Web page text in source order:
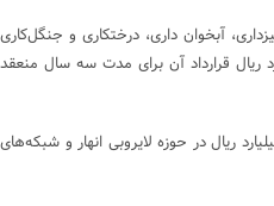
آبخوان داری، درختکاری و جنگل‌کاری
۲۲ هزار میلیارد ریال قرارداد آن برای مدت سه سال منعقد
همچنین ۱۱ هزار میلیارد ریال در حوزه لایروبی انهار و شبکه‌های